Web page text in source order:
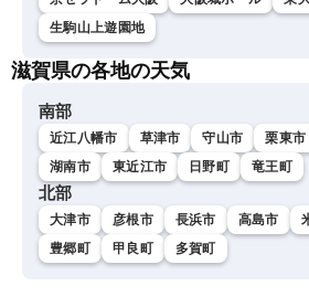
生駒山上遊園地
滋賀県の各地の天気
南部
近江八幡市 草津市 守山市 栗東市
湖南市
東近江市 日野町 竜王町
北部
大津市 彦根市 長浜市 高島市
豊郷町
甲良町 多賀町